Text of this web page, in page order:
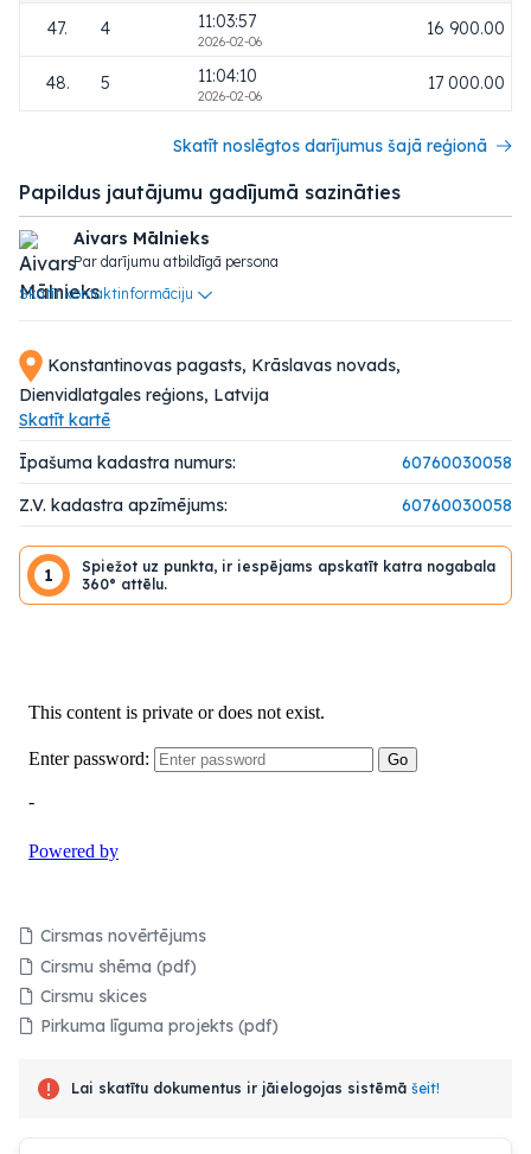
Konstantinovas pagasts, Krāslavas novads,
Dienvidlatgales reģions, Latvija
Skatīt kartē
Īpašuma kadastra numurs:
60760030058
Z.V. kadastra apzīmējums:
60760030058
1
Spiežot uz punkta, ir iespējams apskatīt katra nogabala
360° attēlu.
Cirsmas novērtējums
Cirsmu shēma (pdf)
Cirsmu skices
Pirkuma līguma projekts (pdf)
Lai skatītu dokumentus ir jāielogojas sistēmā šeit!
47. 4 11:03:57
2026-02-06
16 900.00
48. 5 11:04:10
2026-02-06
17 000.00
Skatīt noslēgtos darījumus šajā reģionā
Papildus jautājumu gadījumā sazināties
Aivars Mālnieks
Par darījumu atbildīgā persona
Skatīt kontaktinformāciju